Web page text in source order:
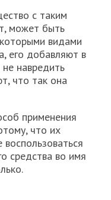
с таким
может быть
видами
его добавляют в
навредить
что так она
применения
что их
средства во имя